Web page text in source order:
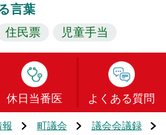
言葉
住民票 児童手当
休日当番医 よくある質問
町議会 議会会議録